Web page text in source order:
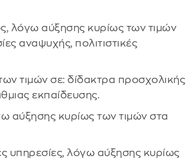
λόγω αύξησης κυρίως των τιμών
αναψυχής, πολιτιστικές
τιμών σε: δίδακτρα προσχολικής
εκπαίδευσης.
αύξησης κυρίως των τιμών στα
υπηρεσίες, λόγω αύξησης κυρίως